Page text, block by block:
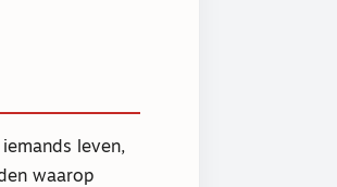
leven,
waarop